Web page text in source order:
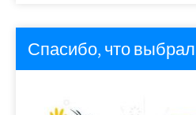
Спасибо, что